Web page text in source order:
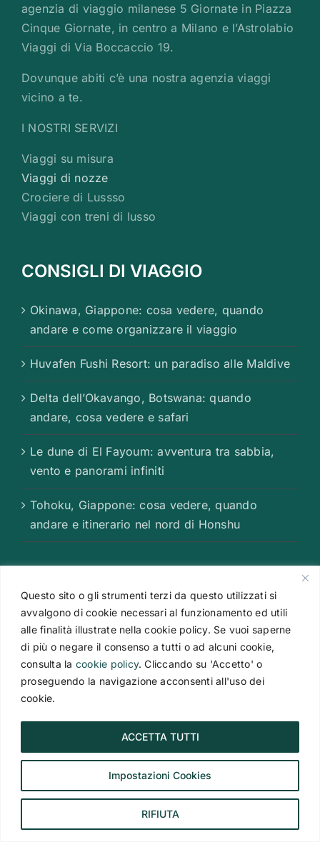
Questo sito o gli strumenti terzi da questo utilizzati si
avvalgono di cookie necessari al funzionamento ed utili
alle finalità illustrate nella cookie policy. Se vuoi saperne
di più o negare il consenso a tutti o ad alcuni cookie,
consulta la cookie policy. Cliccando su 'Accetto' o
proseguendo la navigazione acconsenti all'uso dei
cookie.
Impostazioni Cookies
RIFIUTA
ACCETTA TUTTI
agenzia di viaggio milanese 5 Giornate in Piazza
Cinque Giornate, in centro a Milano e l’Astrolabio
Viaggi di Via Boccaccio 19.
Dovunque abiti c’è una nostra agenzia viaggi
vicino a te.
I NOSTRI SERVIZI
Viaggi su misura
Viaggi di nozze
Crociere di Lussso
Viaggi con treni di lusso
CONSIGLI DI VIAGGIO
Okinawa, Giappone: cosa vedere, quando
andare e come organizzare il viaggio
Huvafen Fushi Resort: un paradiso alle Maldive
Delta dell’Okavango, Botswana: quando
andare, cosa vedere e safari
Le dune di El Fayoum: avventura tra sabbia,
vento e panorami infiniti
Tohoku, Giappone: cosa vedere, quando
andare e itinerario nel nord di Honshu
CONTATTACI
Superviaggi Agenzia Viaggi
Via Boccaccio, 19
20123 Milano
Tel.+39 02 481 95 202